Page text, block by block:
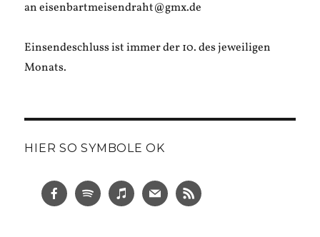
an eisenbartmeisendraht@gmx.de
Einsendeschluss ist immer der 10. des jeweiligen
Monats.
HIER SO SYMBOLE OK